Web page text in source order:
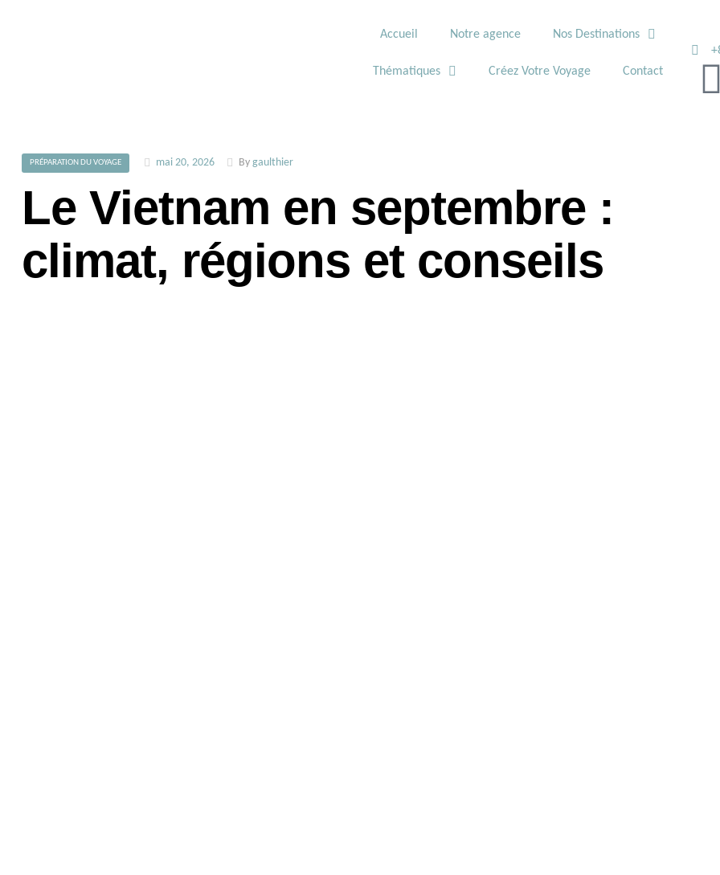
Accueil Notre agence Nos Destinations
Thématiques Créez Votre Voyage Contact
PRÉPARATION DU VOYAGE mai 20, 2026 By gaulthier
Le Vietnam en septembre :
climat, régions et conseils